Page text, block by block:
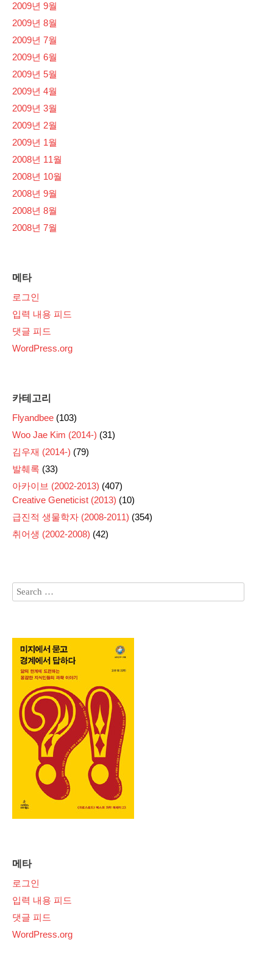
2009년 9월
2009년 8월
2009년 7월
2009년 6월
2009년 5월
2009년 4월
2009년 3월
2009년 2월
2009년 1월
2008년 11월
2008년 10월
2008년 9월
2008년 8월
2008년 7월
메타
로그인
입력 내용 피드
댓글 피드
WordPress.org
카테고리
Flyandbee (103)
Woo Jae Kim (2014-) (31)
김우재 (2014-) (79)
발췌록 (33)
아카이브 (2002-2013) (407)
Creative Geneticist (2013) (10)
급진적 생물학자 (2008-2011) (354)
취어생 (2002-2008) (42)
메타
로그인
입력 내용 피드
댓글 피드
WordPress.org